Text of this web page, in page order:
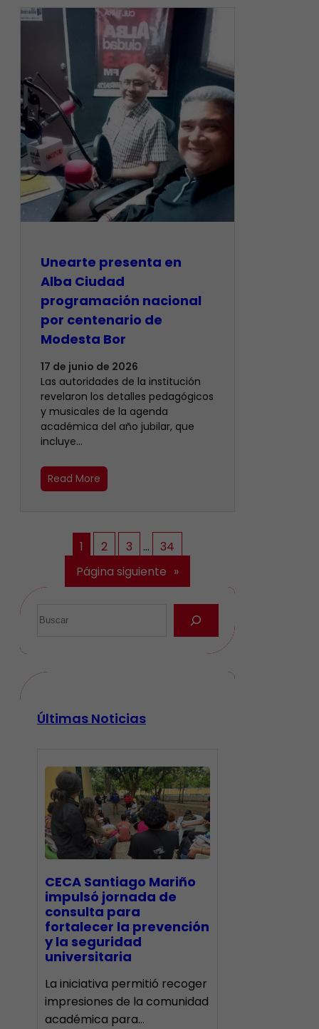
​Unearte presenta en
Alba Ciudad
programación nacional
por centenario de
Modesta Bor
17 de junio de 2026
Las autoridades de la institución
revelaron los detalles pedagógicos
y musicales de la agenda
académica del año jubilar, que
incluye…
Read More
1 2 3 …
34
Página siguiente »
Últimas Noticias
CECA Santiago Mariño
impulsó jornada de
consulta para
fortalecer la prevención
y la seguridad
universitaria
La iniciativa permitió recoger
impresiones de la comunidad
académica para…